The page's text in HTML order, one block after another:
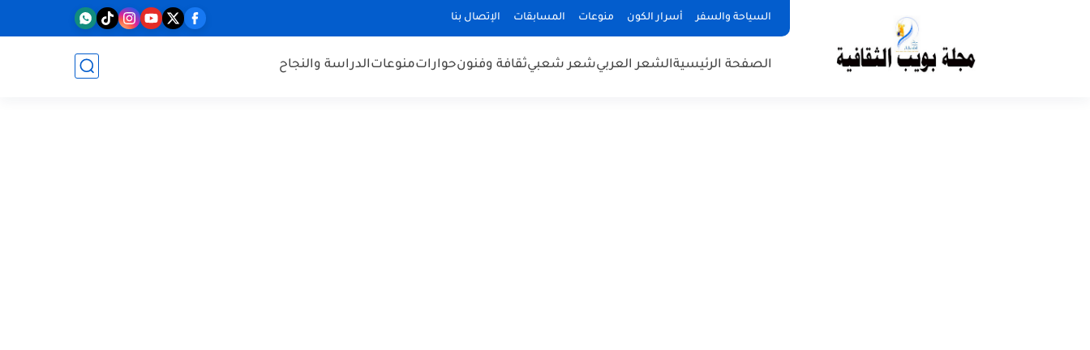
السياحة والسفر أسرار الكون منوعات المسابقات الإتصال بنا
الصفحة الرئيسيةالشعر العربيشعر شعبيثقافة وفنونحواراتمنوعاتالدراسة والنجاح